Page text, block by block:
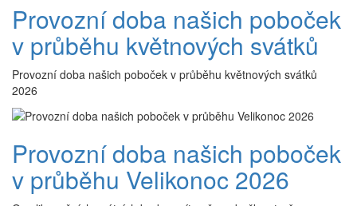
Provozní doba našich poboček
v průběhu květnových svátků
Provozní doba našich poboček v průběhu květnových svátků
2026
Provozní doba našich poboček
v průběhu Velikonoc 2026